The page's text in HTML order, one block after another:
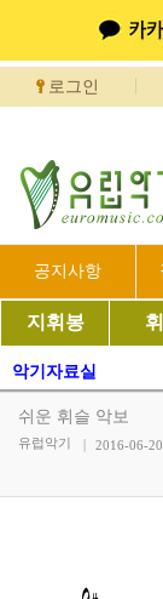
로그인
공지사항
지휘봉
악기자료실
쉬운 휘슬 악보
유럽악기 2016-06-20